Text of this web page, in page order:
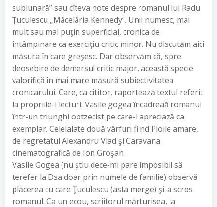
sublunară” sau cîteva note despre romanul lui Radu
Țuculescu „Măcelăria Kennedy”. Unii numesc, mai
mult sau mai puţin superficial, cronica de
întâmpinare ca exerciţiu critic minor. Nu discutăm aici
măsura în care greşesc. Dar observăm că, spre
deosebire de demersul critic major, această specie
valorifică în mai mare măsură subiectivitatea
cronicarului. Care, ca cititor, raportează textul referit
la propriile-i lecturi. Vasile gogea încadreaă romanul
într-un triunghi optzecist pe care-l apreciază ca
exemplar. Celelalate două vârfuri fiind Ploile amare,
de regretatul Alexandru Vlad şi Caravana
cinematografică de Ion Groşan.
Vasile Gogea (nu ştiu dece-mi pare imposibil să
terefer la Dsa doar prin numele de familie) observă
plăcerea cu care Ţuculescu (asta merge) şi-a scros
romanul. Ca un ecou, scriitorul mărturisea, la